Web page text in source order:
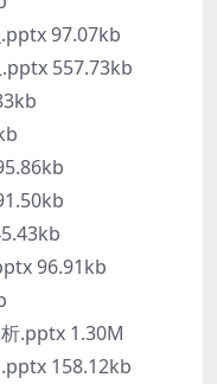
97.07kb
557.73kb
96.91kb
.pptx 1.30M
158.12kb